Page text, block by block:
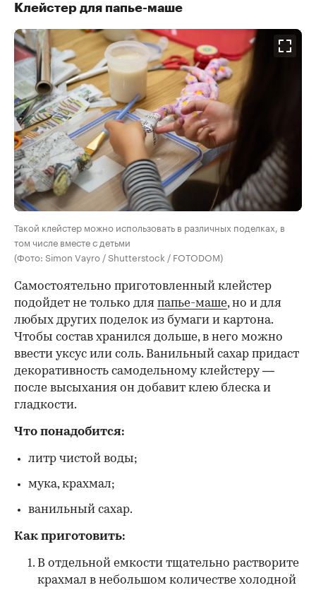
Клейстер для папье-маше
Такой клейстер можно использовать в различных поделках, в
том числе вместе с детьми
(Фото: Simon Vayro / Shutterstock / FOTODOM)
Самостоятельно приготовленный клейстер
подойдет не только для папье-маше, но и для
любых других поделок из бумаги и картона.
Чтобы состав хранился дольше, в него можно
ввести уксус или соль. Ванильный сахар придаст
декоративность самодельному клейстеру —
после высыхания он добавит клею блеска и
гладкости.
Что понадобится:
литр чистой воды;
мука, крахмал;
ванильный сахар.
Как приготовить:
В отдельной емкости тщательно растворите
крахмал в небольшом количестве холодной